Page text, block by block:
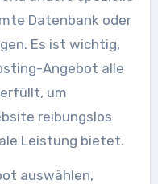
Datenbank oder
Es ist wichtig,
Angebot alle
um
reibungslos
Leistung bietet.
auswählen,